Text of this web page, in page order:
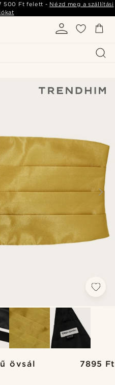
500 Ft felett - Nézd meg a szállítási
övsál 7895 Ft